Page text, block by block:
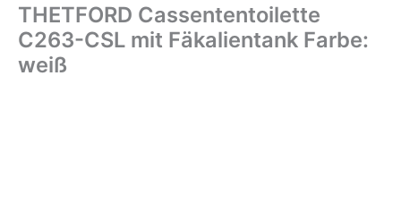
THETFORD Cassententoilette
C263-CSL mit Fäkalientank Farbe:
weiß